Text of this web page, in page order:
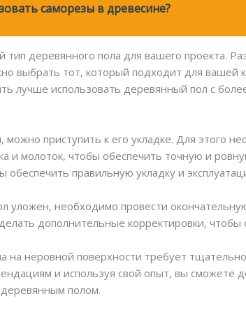
саморезы в древесине?
деревянного пола для вашего проекта.
выбрать тот, который подходит для вашей
лучше использовать деревянный пол с
приступить к его укладке. Для этого
и молоток, чтобы обеспечить точную и
правильную укладку и
уложен, необходимо провести
дополнительные корректировки, чтобы
на неровной поверхности требует
и используя свой опыт, вы сможете
полом.